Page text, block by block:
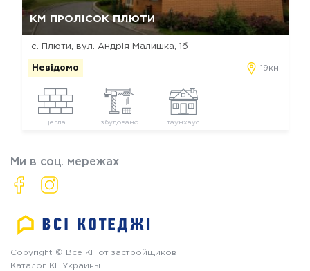
КМ ПРОЛІСОК ПЛЮТИ
с. Плюти, вул. Андрія Малишка, 1б
Невідомо 19км
цегла збудовано таунхаус
Так, видалити
Ми в соц. мережах
Copyright © Все КГ от застройщиков
Каталог КГ Украины